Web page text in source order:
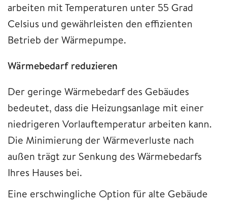
arbeiten mit Temperaturen unter 55 Grad
Celsius und gewährleisten den effizienten
Betrieb der Wärmepumpe.
Wärmebedarf reduzieren
Der geringe Wärmebedarf des Gebäudes
bedeutet, dass die Heizungsanlage mit einer
niedrigeren Vorlauftemperatur arbeiten kann.
Die Minimierung der Wärmeverluste nach
außen trägt zur Senkung des Wärmebedarfs
Ihres Hauses bei.
Eine erschwingliche Option für alte Gebäude